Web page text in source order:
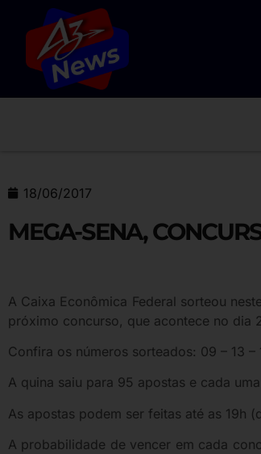
18/06/2017
MEGA-SENA,
A Caixa Econômica Federal sorteou
próximo concurso, que acontece no dia
Confira os números sorteados: 09 – 13 –
A quina saiu para 95 apostas e cada
As apostas podem ser feitas até as 19h
A probabilidade de vencer em cada